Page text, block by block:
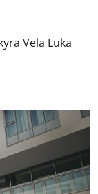
Vela Luka